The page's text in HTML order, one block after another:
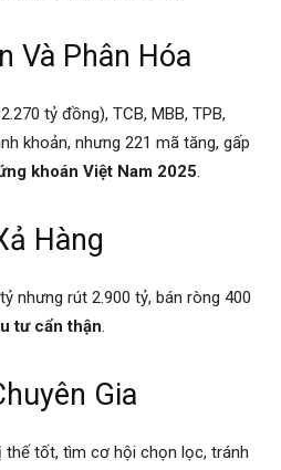
Và Phân Hóa
tỷ đồng), TCB, MBB, TPB,
khoản, nhưng 221 mã tăng, gấp
khoán Việt Nam 2025.
Hàng
nhưng rút 2.900 tỷ, bán ròng 400
tư cẩn thận.
Gia
thế tốt, tìm cơ hội chọn lọc, tránh